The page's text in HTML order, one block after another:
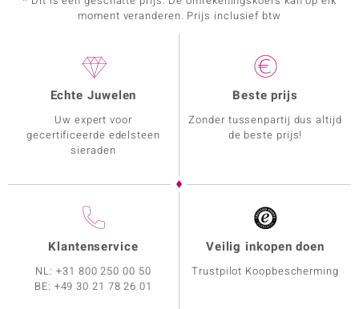
moment veranderen. Prijs inclusief btw
Echte Juwelen
Uw expert voor
gecertificeerde edelsteen
sieraden
Beste prijs
Zonder tussenpartij dus altijd
de beste prijs!
Klantenservice
NL:+31 800 250 00 50
BE: +49 30 21 78 26 01
Veilig inkopen doen
Trustpilot Koopbescherming